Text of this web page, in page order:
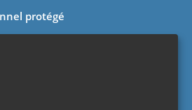
protégé
suivons et traitons